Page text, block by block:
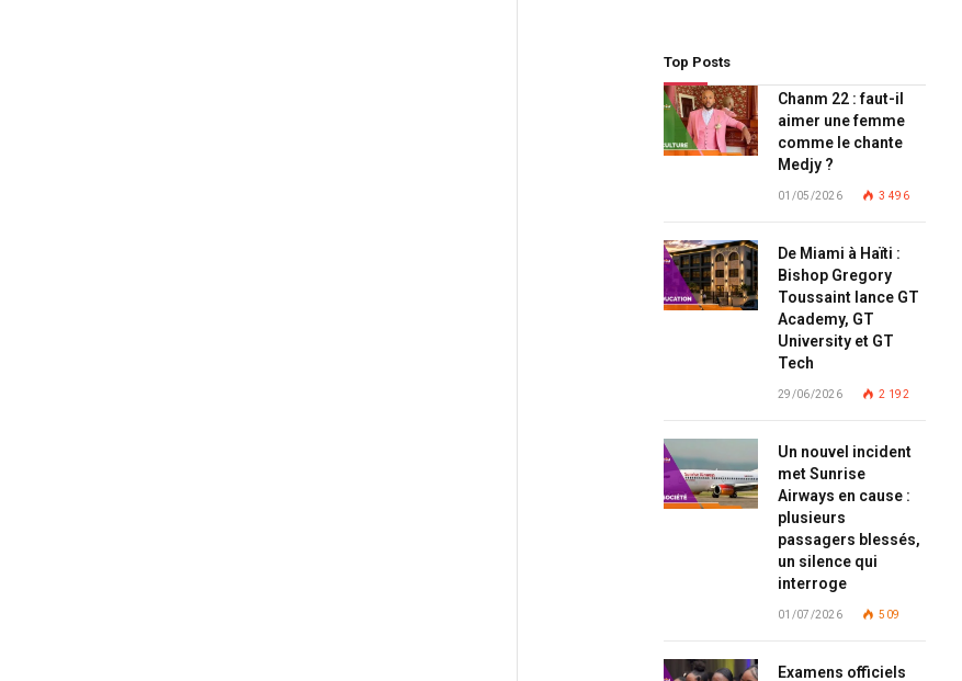
Top Posts
Chanm 22 : faut-il
aimer une femme
comme le chante
Medjy ?
01/05/2026 3 496
De Miami à Haïti :
Bishop Gregory
Toussaint lance GT
Academy, GT
University et GT
Tech
29/06/2026 2 192
Un nouvel incident
met Sunrise
Airways en cause :
plusieurs
passagers blessés,
un silence qui
interroge
01/07/2026 509
Examens officiels